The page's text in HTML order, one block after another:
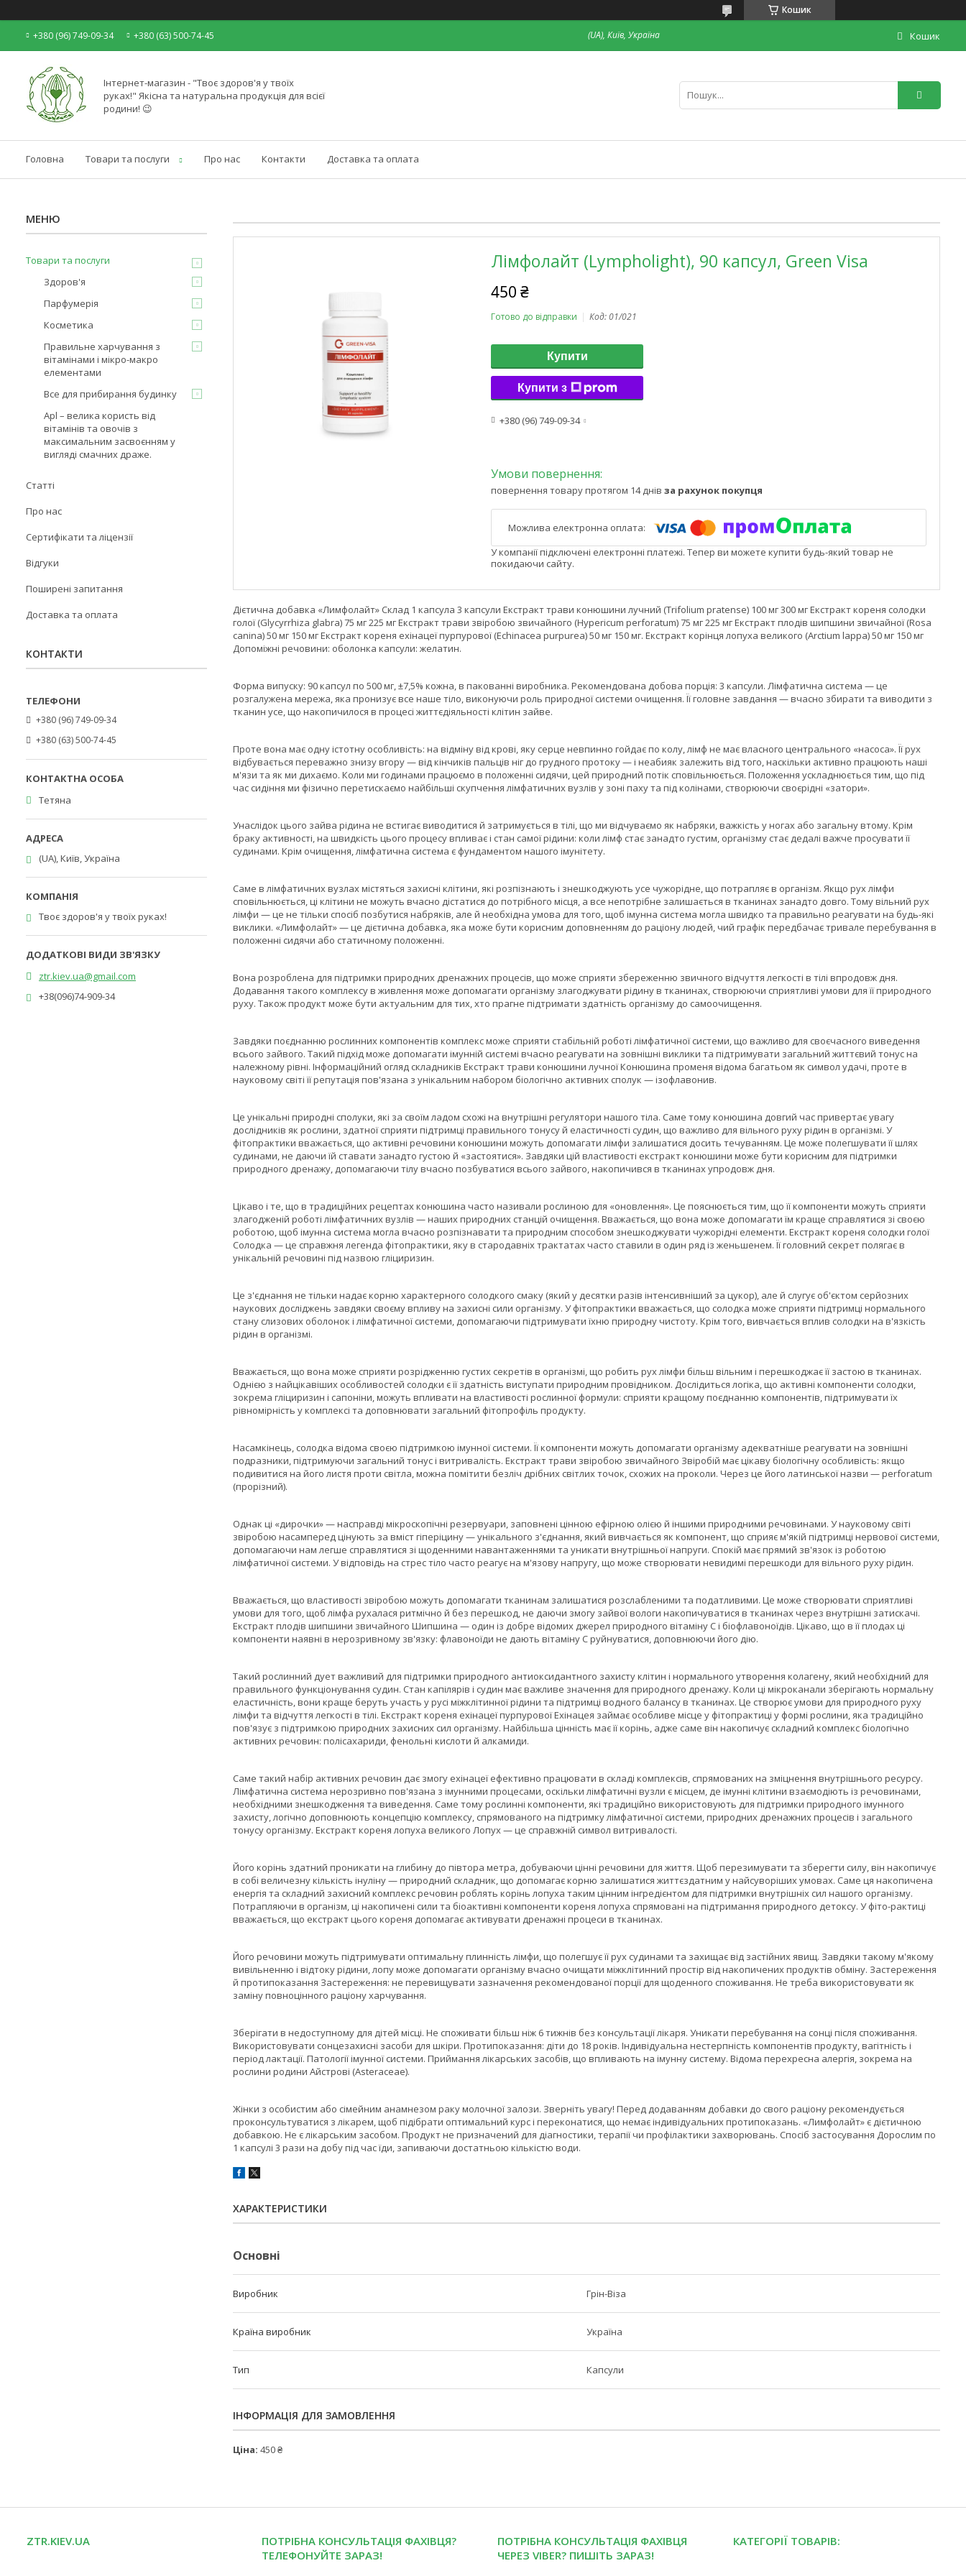
Кошик
+380 (96) 749-09-34 +380 (63) 500-74-45 (UA), Київ, Україна Кошик
Інтернет-магазин - "Твоє здоров'я у твоїх
руках!" Якісна та натуральна продукція для всієї
родини! 😉
Головна Товари та послуги Про нас Контакти Доставка та оплата
Лімфолайт (Lympholight), 90 капсул, Green Visa
450 ₴
Готово до відправки Код:01/021
Купити
Купити з
+380 (96) 749-09-34
повернення товару протягом 14 днів за рахунок покупця
У компанії підключені електронні платежі. Тепер ви можете купити будь-який товар не
покидаючи сайту.
Дієтична добавка «Лимфолайт» Склад 1 капсула 3 капсули Екстракт трави конюшини лучний (Trifolium pratense) 100 мг 300 мг Екстракт кореня солодки
голої (Glycyrrhiza glabra) 75 мг 225 мг Екстракт трави звіробою звичайного (Hypericum perforatum) 75 мг 225 мг Екстракт плодів шипшини звичайної (Rosa
canina) 50 мг 150 мг Екстракт кореня ехінацеї пурпурової (Echinacea purpurea) 50 мг 150 мг. Екстракт корінця лопуха великого (Arctium lappa) 50 мг 150 мг
Допоміжні речовини: оболонка капсули: желатин.
Форма випуску: 90 капсул по 500 мг, ±7,5% кожна, в пакованні виробника. Рекомендована добова порція: 3 капсули. Лімфатична система — це
розгалужена мережа, яка пронизує все наше тіло, виконуючи роль природної системи очищення. Її головне завдання — вчасно збирати та виводити з
тканин усе, що накопичилося в процесі життєдіяльності клітин зайве.
Проте вона має одну істотну особливість: на відміну від крові, яку серце невпинно гойдає по колу, лімф не має власного центрального «насоса». Її рух
відбувається переважно знизу вгору — від кінчиків пальців ніг до грудного протоку — і неабияк залежить від того, наскільки активно працюють наші
м'язи та як ми дихаємо. Коли ми годинами працюємо в положенні сидячи, цей природний потік сповільнюється. Положення ускладнюється тим, що під
час сидіння ми фізично перетискаємо найбільші скупчення лімфатичних вузлів у зоні паху та під колінами, створюючи своєрідні «затори».
Унаслідок цього зайва рідина не встигає виводитися й затримується в тілі, що ми відчуваємо як набряки, важкість у ногах або загальну втому. Крім
браку активності, на швидкість цього процесу впливає і стан самої рідини: коли лімф стає занадто густим, організму стає дедалі важче просувати її
судинами. Крім очищення, лімфатична система є фундаментом нашого імунітету.
Саме в лімфатичних вузлах містяться захисні клітини, які розпізнають і знешкоджують усе чужорідне, що потрапляє в організм. Якщо рух лімфи
сповільнюється, ці клітини не можуть вчасно дістатися до потрібного місця, а все непотрібне залишається в тканинах занадто довго. Тому вільний рух
лімфи — це не тільки спосіб позбутися набряків, але й необхідна умова для того, щоб імунна система могла швидко та правильно реагувати на будь-які
виклики. «Лимфолайт» — це дієтична добавка, яка може бути корисним доповненням до раціону людей, чий графік передбачає тривале перебування в
положенні сидячи або статичному положенні.
Вона розроблена для підтримки природних дренажних процесів, що може сприяти збереженню звичного відчуття легкості в тілі впродовж дня.
Додавання такого комплексу в живлення може допомагати організму злагоджувати рідину в тканинах, створюючи сприятливі умови для її природного
руху. Також продукт може бути актуальним для тих, хто прагне підтримати здатність організму до самоочищення.
Завдяки поєднанню рослинних компонентів комплекс може сприяти стабільній роботі лімфатичної системи, що важливо для своєчасного виведення
всього зайвого. Такий підхід може допомагати імунній системі вчасно реагувати на зовнішні виклики та підтримувати загальний життєвий тонус на
належному рівні. Інформаційний огляд складників Екстракт трави конюшини лучної Конюшина променя відома багатьом як символ удачі, проте в
науковому світі її репутація пов'язана з унікальним набором біологічно активних сполук — ізофлавонив.
Це унікальні природні сполуки, які за своїм ладом схожі на внутрішні регулятори нашого тіла. Саме тому конюшина довгий час привертає увагу
дослідників як рослини, здатної сприяти підтримці правильного тонусу й еластичності судин, що важливо для вільного руху рідин в організмі. У
фітопрактики вважається, що активні речовини конюшини можуть допомагати лімфи залишатися досить течуванням. Це може полегшувати її шлях
судинами, не даючи їй ставати занадто густою й «застоятися». Завдяки цій властивості екстракт конюшини може бути корисним для підтримки
природного дренажу, допомагаючи тілу вчасно позбуватися всього зайвого, накопичився в тканинах упродовж дня.
Цікаво і те, що в традиційних рецептах конюшина часто називали рослиною для «оновлення». Це пояснюється тим, що її компоненти можуть сприяти
злагодженій роботі лімфатичних вузлів — наших природних станцій очищення. Вважається, що вона може допомагати їм краще справлятися зі своєю
роботою, щоб імунна система могла вчасно розпізнавати та природним способом знешкоджувати чужорідні елементи. Екстракт кореня солодки голої
Солодка — це справжня легенда фітопрактики, яку в стародавніх трактатах часто ставили в один ряд із женьшенем. Її головний секрет полягає в
унікальній речовині під назвою гліциризин.
Це з'єднання не тільки надає корню характерного солодкого смаку (який у десятки разів інтенсивніший за цукор), але й слугує об'єктом серйозних
наукових досліджень завдяки своєму впливу на захисні сили організму. У фітопрактики вважається, що солодка може сприяти підтримці нормального
стану слизових оболонок і лімфатичної системи, допомагаючи підтримувати їхню природну чистоту. Крім того, вивчається вплив солодки на в'язкість
рідин в організмі.
Вважається, що вона може сприяти розрідженню густих секретів в організмі, що робить рух лімфи більш вільним і перешкоджає її застою в тканинах.
Однією з найцікавіших особливостей солодки є її здатність виступати природним провідником. Дослідиться логіка, що активні компоненти солодки,
зокрема гліциризин і сапоніни, можуть впливати на властивості рослинної формули: сприяти кращому поєднанню компонентів, підтримувати їх
рівномірність у комплексі та доповнювати загальний фітопрофіль продукту.
Насамкінець, солодка відома своєю підтримкою імунної системи. Її компоненти можуть допомагати організму адекватніше реагувати на зовнішні
подразники, підтримуючи загальний тонус і витривалість. Екстракт трави звіробою звичайного Звіробій має цікаву біологічну особливість: якщо
подивитися на його листя проти світла, можна помітити безліч дрібних світлих точок, схожих на проколи. Через це його латинської назви — perforatum
(прорізний).
Однак ці «дирочки» — насправді мікроскопічні резервуари, заповнені цінною ефірною олією й іншими природними речовинами. У науковому світі
звіробою насамперед цінують за вміст гіперіцину — унікального з'єднання, який вивчається як компонент, що сприяє м'якій підтримці нервової системи,
допомагаючи нам легше справлятися зі щоденними навантаженнями та уникати внутрішньої напруги. Спокій має прямий зв'язок із роботою
лімфатичної системи. У відповідь на стрес тіло часто реагує на м'язову напругу, що може створювати невидимі перешкоди для вільного руху рідин.
Вважається, що властивості звіробою можуть допомагати тканинам залишатися розслабленими та податливими. Це може створювати сприятливі
умови для того, щоб лімфа рухалася ритмічно й без перешкод, не даючи змогу зайвої вологи накопичуватися в тканинах через внутрішні затискачі.
Екстракт плодів шипшини звичайного Шипшина — один із добре відомих джерел природного вітаміну C і біофлавоноїдів. Цікаво, що в її плодах ці
компоненти наявні в нерозривному зв'язку: флавоноїди не дають вітаміну С руйнуватися, доповнюючи його дію.
Такий рослинний дует важливий для підтримки природного антиоксидантного захисту клітин і нормального утворення колагену, який необхідний для
правильного функціонування судин. Стан капілярів і судин має важливе значення для природного дренажу. Коли ці мікроканали зберігають нормальну
еластичність, вони краще беруть участь у русі міжклітинної рідини та підтримці водного балансу в тканинах. Це створює умови для природного руху
лімфи та відчуття легкості в тілі. Екстракт кореня ехінацеї пурпурової Ехінацея займає особливе місце у фітопрактиці у формі рослини, яка традиційно
пов'язує з підтримкою природних захисних сил організму. Найбільша цінність має її корінь, адже саме він накопичує складний комплекс біологічно
активних речовин: полісахариди, фенольні кислоти й алкамиди.
Саме такий набір активних речовин дає змогу ехінацеї ефективно працювати в складі комплексів, спрямованих на зміцнення внутрішнього ресурсу.
Лімфатична система нерозривно пов'язана з імунними процесами, оскільки лімфатичні вузли є місцем, де імунні клітини взаємодіють із речовинами,
необхідними знешкодження та виведення. Саме тому рослинні компоненти, які традиційно використовують для підтримки природного імунного
захисту, логічно доповнюють концепцію комплексу, спрямованого на підтримку лімфатичної системи, природних дренажних процесів і загального
тонусу організму. Екстракт кореня лопуха великого Лопух — це справжній символ витривалості.
Його корінь здатний проникати на глибину до півтора метра, добуваючи цінні речовини для життя. Щоб перезимувати та зберегти силу, він накопичує
в собі величезну кількість інуліну — природний складник, що допомагає корню залишатися життєздатним у найсуворіших умовах. Саме ця накопичена
енергія та складний захисний комплекс речовин роблять корінь лопуха таким цінним інгредієнтом для підтримки внутрішніх сил нашого організму.
Потрапляючи в організм, ці накопичені сили та біоактивні компоненти кореня лопуха спрямовані на підтримання природного детоксу. У фіто-рактиці
вважається, що екстракт цього кореня допомагає активувати дренажні процеси в тканинах.
Його речовини можуть підтримувати оптимальну плинність лімфи, що полегшує її рух судинами та захищає від застійних явищ. Завдяки такому м'якому
вивільненню і відтоку рідини, лопу може допомагати організму вчасно очищати міжклітинний простір від накопичених продуктів обміну. Застереження
й протипоказання Застереження: не перевищувати зазначення рекомендованої порції для щоденного споживання. Не треба використовувати як
заміну повноцінного раціону харчування.
Зберігати в недоступному для дітей місці. Не споживати більш ніж 6 тижнів без консультації лікаря. Уникати перебування на сонці після споживання.
Використовувати сонцезахисні засоби для шкіри. Протипоказання: діти до 18 років. Індивідуальна нестерпність компонентів продукту, вагітність і
період лактації. Патології імунної системи. Приймання лікарських засобів, що впливають на імунну систему. Відома перехресна алергія, зокрема на
рослини родини Айстрові (Asteraceae).
Жінки з особистим або сімейним анамнезом раку молочної залози. Зверніть увагу! Перед додаванням добавки до свого раціону рекомендується
проконсультуватися з лікарем, щоб підібрати оптимальний курс і переконатися, що немає індивідуальних протипоказань. «Лимфолайт» є дієтичною
добавкою. Не є лікарським засобом. Продукт не призначений для діагностики, терапії чи профілактики захворювань. Спосіб застосування Дорослим по
1 капсулі 3 рази на добу під час їди, запиваючи достатньою кількістю води.
ХАРАКТЕРИСТИКИ
Основні
Виробник Грін-Віза
Країна виробник Україна
Тип Капсули
ІНФОРМАЦІЯ ДЛЯ ЗАМОВЛЕННЯ
Ціна: 450 ₴
Товари та послуги
Здоров'я
Парфумерія
Косметика
Правильне харчування з
вітамінами і мікро-макро
елементами
Все для прибирання будинку
Apl – велика користь від
вітамінів та овочів з
максимальним засвоєнням у
вигляді смачних драже.
Статті
Про нас
Сертифікати та ліцензії
Відгуки
Поширені запитання
Доставка та оплата
КОНТАКТИ
+380 (96) 749-09-34
+380 (63) 500-74-45
Тетяна
(UA), Київ, Україна
Твоє здоров'я у твоїх руках!
ztr.kiev.ua@gmail.com
+38(096)74-909-34
ZTR.KIEV.UA
ПОТРІБНА КОНСУЛЬТАЦІЯ ФАХІВЦЯ?
ТЕЛЕФОНУЙТЕ ЗАРАЗ!
ПОТРІБНА КОНСУЛЬТАЦІЯ ФАХІВЦЯ
ЧЕРЕЗ VIBER? ПИШІТЬ ЗАРАЗ!
КАТЕГОРІЇ ТОВАРІВ: